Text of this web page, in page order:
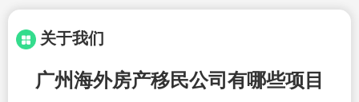
关于我们
广州海外房产移民公司有哪些项目